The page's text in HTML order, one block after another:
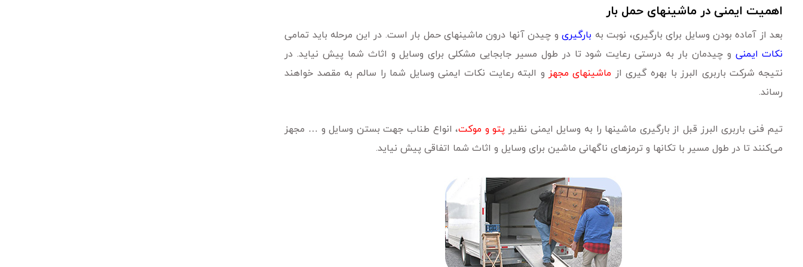
اهمیت ایمنی در ماشینهای حمل بار
بعد از آماده بودن وسایل برای بارگیری، نوبت به بارگیریو چیدن آنها درون ماشینهای حمل بار است. در این مرحله باید تمامی
نکات ایمنی و چیدمان بار به درستی رعایت شود تا در طول مسیر جابجایی مشکلی برای وسایل و اثاث شما پیش نیاید. در
نتیجه شرکت باربری البرز با بهره گیری از ماشینهای مجهز و البته رعایت نکات ایمنی وسایل شما را سالم به مقصد خواهند
رساند.
تیم فنی باربری البرز قبل از بارگیری ماشینها را به وسایل ایمنی نظیر پتو و موکت، انواع طناب جهت بستن وسایل و … مجهز
می‌کنند تا در طول مسیر با تکانها و ترمزهای ناگهانی ماشین برای وسایل و اثاث شما اتفاقی پیش نیاید.